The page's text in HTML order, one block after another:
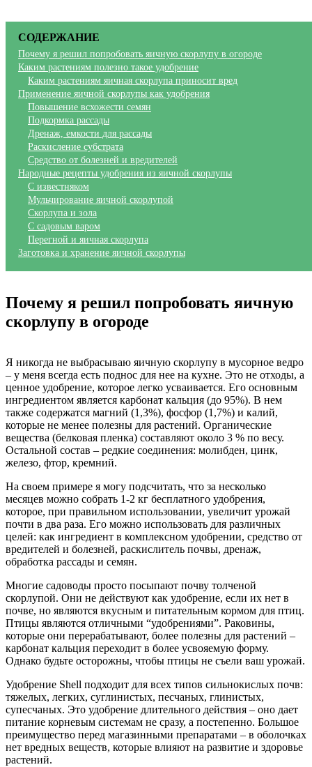
СОДЕРЖАНИЕ
Почему я решил попробовать яичную скорлупу в огороде
Каким растениям полезно такое удобрение
Каким растениям яичная скорлупа приносит вред
Применение яичной скорлупы как удобрения
Повышение всхожести семян
Подкормка рассады
Дренаж, емкости для рассады
Раскисление субстрата
Средство от болезней и вредителей
Народные рецепты удобрения из яичной скорлупы
С известняком
Мульчирование яичной скорлупой
Скорлупа и зола
С садовым варом
Перегной и яичная скорлупа
Заготовка и хранение яичной скорлупы
Почему я решил попробовать яичную
скорлупу в огороде
Я никогда не выбрасываю яичную скорлупу в мусорное ведро
– у меня всегда есть поднос для нее на кухне. Это не отходы, а
ценное удобрение, которое легко усваивается. Его основным
ингредиентом является карбонат кальция (до 95%). В нем
также содержатся магний (1,3%), фосфор (1,7%) и калий,
которые не менее полезны для растений. Органические
вещества (белковая пленка) составляют около 3 % по весу.
Остальной состав – редкие соединения: молибден, цинк,
железо, фтор, кремний.
На своем примере я могу подсчитать, что за несколько
месяцев можно собрать 1-2 кг бесплатного удобрения,
которое, при правильном использовании, увеличит урожай
почти в два раза. Его можно использовать для различных
целей: как ингредиент в комплексном удобрении, средство от
вредителей и болезней, раскислитель почвы, дренаж,
обработка рассады и семян.
Многие садоводы просто посыпают почву толченой
скорлупой. Они не действуют как удобрение, если их нет в
почве, но являются вкусным и питательным кормом для птиц.
Птицы являются отличными “удобрениями”. Раковины,
которые они перерабатывают, более полезны для растений –
карбонат кальция переходит в более усвояемую форму.
Однако будьте осторожны, чтобы птицы не съели ваш урожай.
Удобрение Shell подходит для всех типов сильнокислых почв:
тяжелых, легких, суглинистых, песчаных, глинистых,
супесчаных. Это удобрение длительного действия – оно дает
питание корневым системам не сразу, а постепенно. Большое
преимущество перед магазинными препаратами – в оболочках
нет вредных веществ, которые влияют на развитие и здоровье
растений.